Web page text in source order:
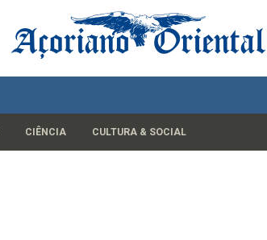
CIÊNCIA CULTURA & SOCIAL